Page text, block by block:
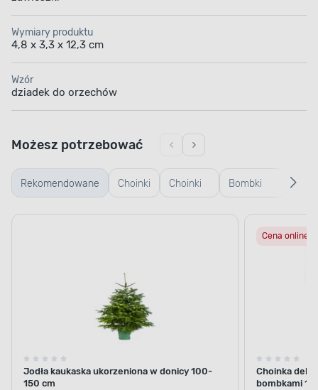
Wymiary produktu
4,8 x 3,3 x 12,3 cm
Wzór
dziadek do orzechów
Rekomendowane Choinki
żywe
Choinki
sztuczne
Bombki
plastikowe
Możesz potrzebować
Jodła kaukaska ukorzeniona w donicy 100-
150 cm
Cena online
Choinka
bombkami